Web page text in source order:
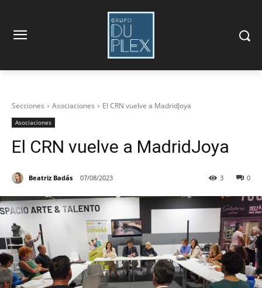
Secciones Asociaciones El CRN vuelve a MadridJoya
Asociaciones
El CRN vuelve a MadridJoya
Beatriz Badás 07/08/2023 0
3